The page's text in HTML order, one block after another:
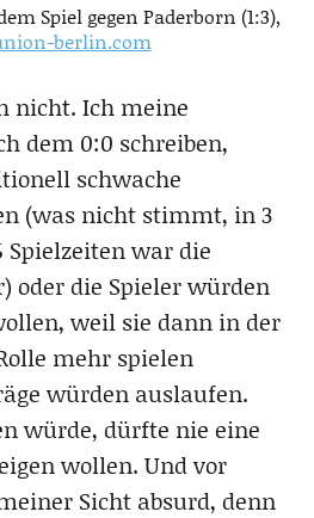
Spiel gegen Paderborn (1:3),
berlin.com
nicht. Ich meine
dem 0:0 schreiben,
schwache
(was nicht stimmt, in 3
Spielzeiten war die
oder die Spieler würden
weil sie dann in der
mehr spielen
würden auslaufen.
würde, dürfte nie eine
wollen. Und vor
Sicht absurd, denn